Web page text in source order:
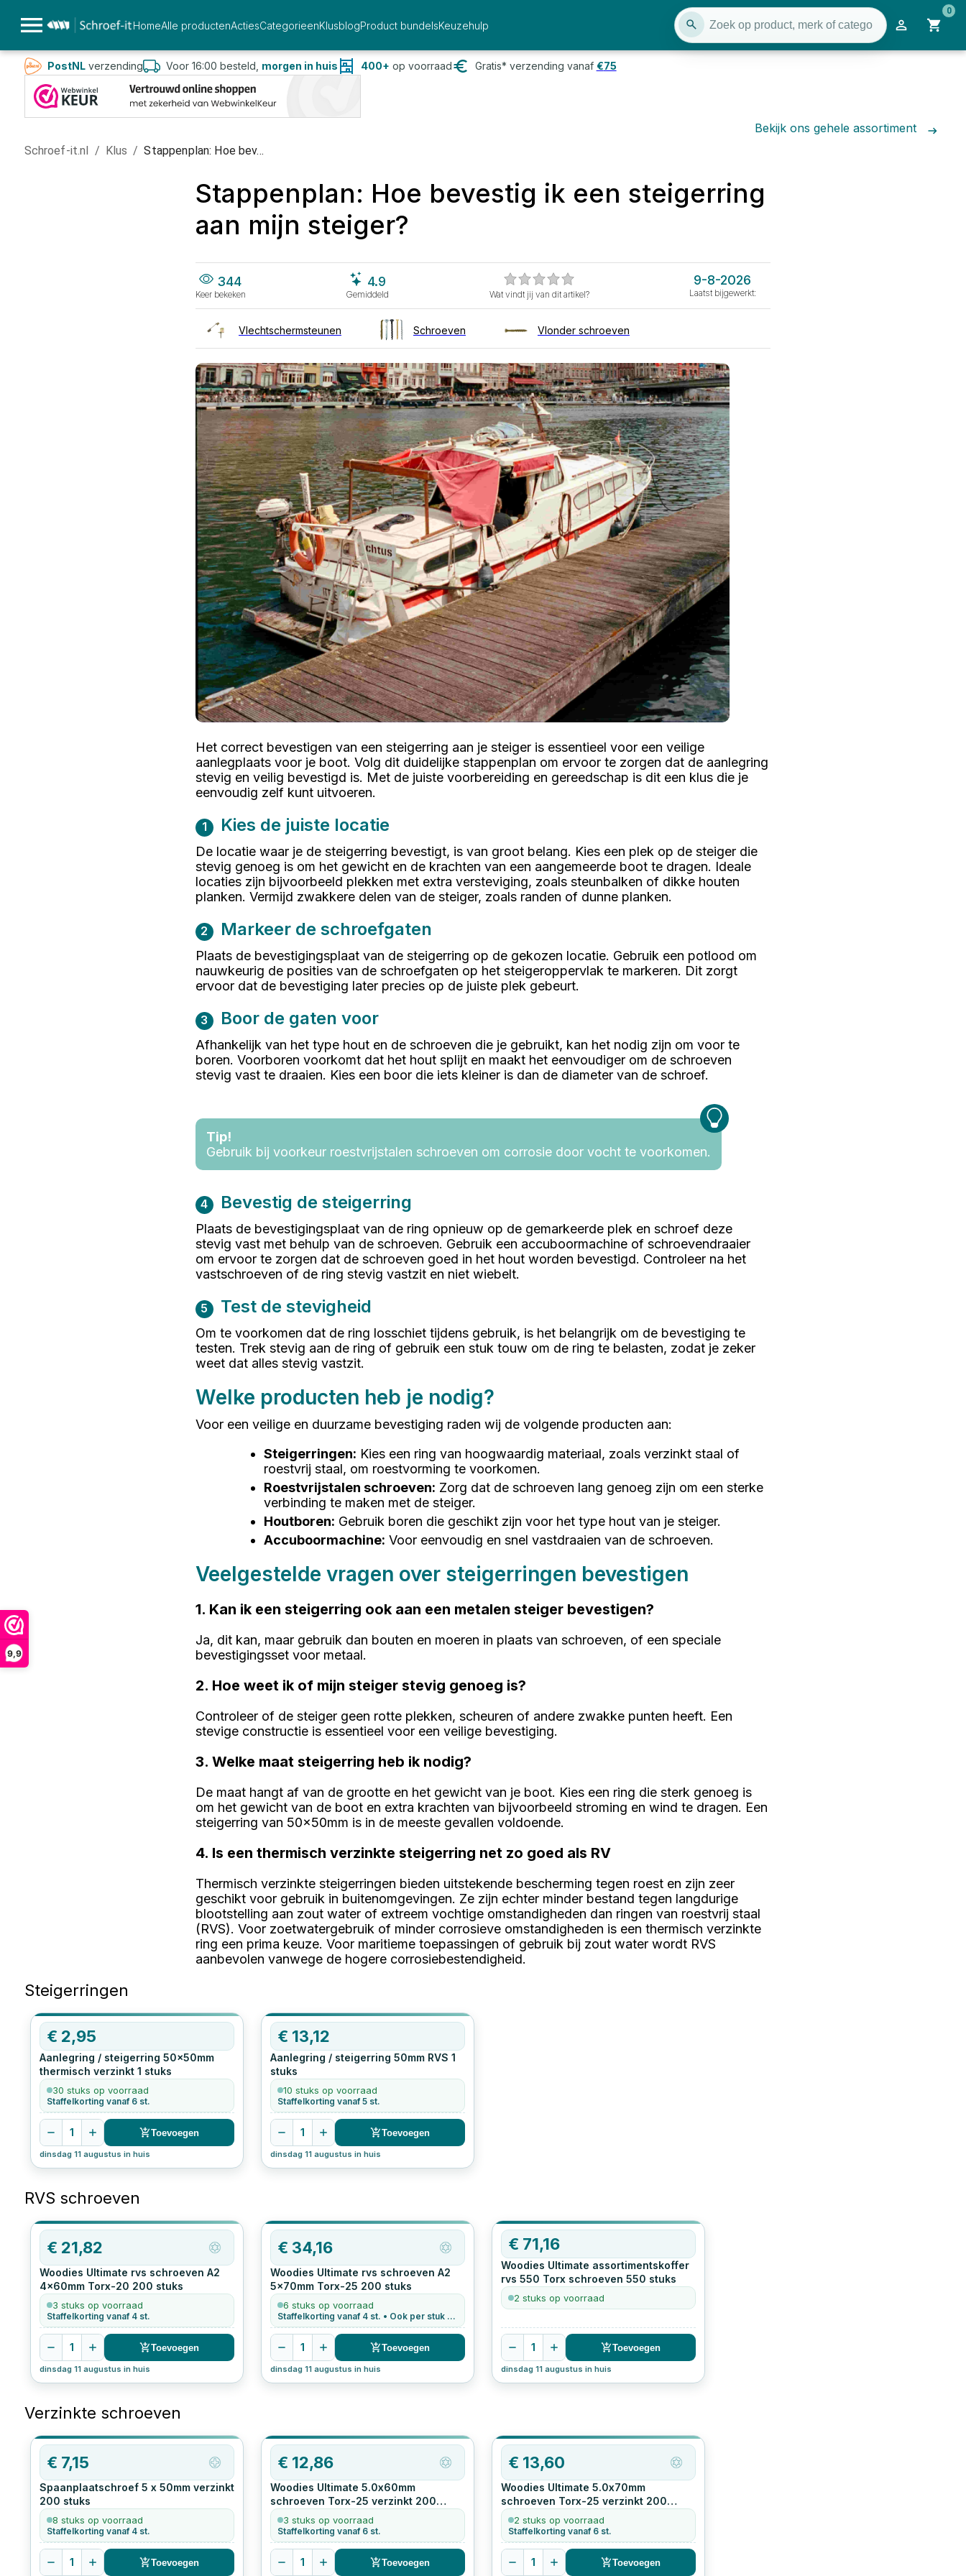
9,9
HomeAlle productenActiesCategorieenKlusblogProduct bundelsKeuzehulp
0
PostNLverzending Voor 16:00 besteld, morgen in huis 400+ op voorraad Gratis* verzending vanaf €75
Bekijk ons gehele assortiment
Schroef-it.nl / Klus / Stappenplan: Hoe bev...
Stappenplan: Hoe bevestig ik een steigerring
aan mijn steiger?
344
Keer bekeken
4.9
Gemiddeld Wat vindt jij van dit artikel?
9-8-2026
Laatst bijgewerkt:
Vlechtschermsteunen Schroeven Vlonder schroeven
Het correct bevestigen van een steigerring aan je steiger is essentieel voor een veilige
aanlegplaats voor je boot. Volg dit duidelijke stappenplan om ervoor te zorgen dat de aanlegring
stevig en veilig bevestigd is. Met de juiste voorbereiding en gereedschap is dit een klus die je
eenvoudig zelf kunt uitvoeren.
1 Kies de juiste locatie
De locatie waar je de steigerring bevestigt, is van groot belang. Kies een plek op de steiger die
stevig genoeg is om het gewicht en de krachten van een aangemeerde boot te dragen. Ideale
locaties zijn bijvoorbeeld plekken met extra versteviging, zoals steunbalken of dikke houten
planken. Vermijd zwakkere delen van de steiger, zoals randen of dunne planken.
2 Markeer de schroefgaten
Plaats de bevestigingsplaat van de steigerring op de gekozen locatie. Gebruik een potlood om
nauwkeurig de posities van de schroefgaten op het steigeroppervlak te markeren. Dit zorgt
ervoor dat de bevestiging later precies op de juiste plek gebeurt.
3 Boor de gaten voor
Afhankelijk van het type hout en de schroeven die je gebruikt, kan het nodig zijn om voor te
boren. Voorboren voorkomt dat het hout splijt en maakt het eenvoudiger om de schroeven
stevig vast te draaien. Kies een boor die iets kleiner is dan de diameter van de schroef.
Tip!
Gebruik bij voorkeur roestvrijstalen schroeven om corrosie door vocht te voorkomen.
4 Bevestig de steigerring
Plaats de bevestigingsplaat van de ring opnieuw op de gemarkeerde plek en schroef deze
stevig vast met behulp van de schroeven. Gebruik een accuboormachine of schroevendraaier
om ervoor te zorgen dat de schroeven goed in het hout worden bevestigd. Controleer na het
vastschroeven of de ring stevig vastzit en niet wiebelt.
5 Test de stevigheid
Om te voorkomen dat de ring losschiet tijdens gebruik, is het belangrijk om de bevestiging te
testen. Trek stevig aan de ring of gebruik een stuk touw om de ring te belasten, zodat je zeker
weet dat alles stevig vastzit.
Welke producten heb je nodig?
Voor een veilige en duurzame bevestiging raden wij de volgende producten aan:
Steigerringen: Kies een ring van hoogwaardig materiaal, zoals verzinkt staal of
roestvrij staal, om roestvorming te voorkomen.
Roestvrijstalen schroeven: Zorg dat de schroeven lang genoeg zijn om een sterke
verbinding te maken met de steiger.
Houtboren: Gebruik boren die geschikt zijn voor het type hout van je steiger.
Accuboormachine: Voor eenvoudig en snel vastdraaien van de schroeven.
Veelgestelde vragen over steigerringen bevestigen
1. Kan ik een steigerring ook aan een metalen steiger bevestigen?
Ja, dit kan, maar gebruik dan bouten en moeren in plaats van schroeven, of een speciale
bevestigingsset voor metaal.
2. Hoe weet ik of mijn steiger stevig genoeg is?
Controleer of de steiger geen rotte plekken, scheuren of andere zwakke punten heeft. Een
stevige constructie is essentieel voor een veilige bevestiging.
3. Welke maat steigerring heb ik nodig?
De maat hangt af van de grootte en het gewicht van je boot. Kies een ring die sterk genoeg is
om het gewicht van de boot en extra krachten van bijvoorbeeld stroming en wind te dragen. Een
steigerring van 50x50mm is in de meeste gevallen voldoende.
4. Is een thermisch verzinkte steigerring net zo goed als RV
Thermisch verzinkte steigerringen bieden uitstekende bescherming tegen roest en zijn zeer
geschikt voor gebruik in buitenomgevingen. Ze zijn echter minder bestand tegen langdurige
blootstelling aan zout water of extreem vochtige omstandigheden dan ringen van roestvrij staal
(RVS). Voor zoetwatergebruik of minder corrosieve omstandigheden is een thermisch verzinkte
ring een prima keuze. Voor maritieme toepassingen of gebruik bij zout water wordt RVS
aanbevolen vanwege de hogere corrosiebestendigheid.
Steigerringen
€ 2,95
Aanlegring / steigerring 50x50mm
thermisch verzinkt 1 stuks
30 stuks op voorraad
Staffelkorting vanaf 6 st.
1 Toevoegen
dinsdag 11 augustus in huis
€ 13,12
Aanlegring / steigerring 50mm RVS 1
stuks
10 stuks op voorraad
Staffelkorting vanaf 5 st.
1 Toevoegen
dinsdag 11 augustus in huis
RVS schroeven
€ 21,82
Woodies Ultimate rvs schroeven A2
4x60mm Torx-20 200 stuks
3 stuks op voorraad
Staffelkorting vanaf 4 st.
1 Toevoegen
dinsdag 11 augustus in huis
€ 34,16
Woodies Ultimate rvs schroeven A2
5x70mm Torx-25 200 stuks
6 stuks op voorraad
Staffelkorting vanaf 4 st. • Ook per stuk te bestellen
1 Toevoegen
dinsdag 11 augustus in huis
€ 71,16
Woodies Ultimate assortimentskoffer
rvs 550 Torx schroeven 550 stuks
2 stuks op voorraad
1 Toevoegen
dinsdag 11 augustus in huis
Verzinkte schroeven
€ 7,15
Spaanplaatschroef 5 x 50mm verzinkt
200 stuks
8 stuks op voorraad
Staffelkorting vanaf 4 st.
1 Toevoegen
€ 12,86
Woodies Ultimate 5.0x60mm
schroeven Torx-25 verzinkt 200
stuks3 stuks op voorraad
Staffelkorting vanaf 6 st.
1 Toevoegen
€ 13,60
Woodies Ultimate 5.0x70mm
schroeven Torx-25 verzinkt 200
stuks2 stuks op voorraad
Staffelkorting vanaf 6 st.
1 Toevoegen